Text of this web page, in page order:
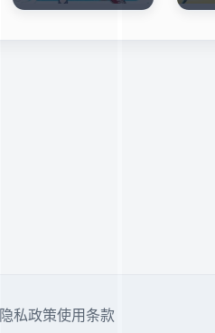
私政策使用条款